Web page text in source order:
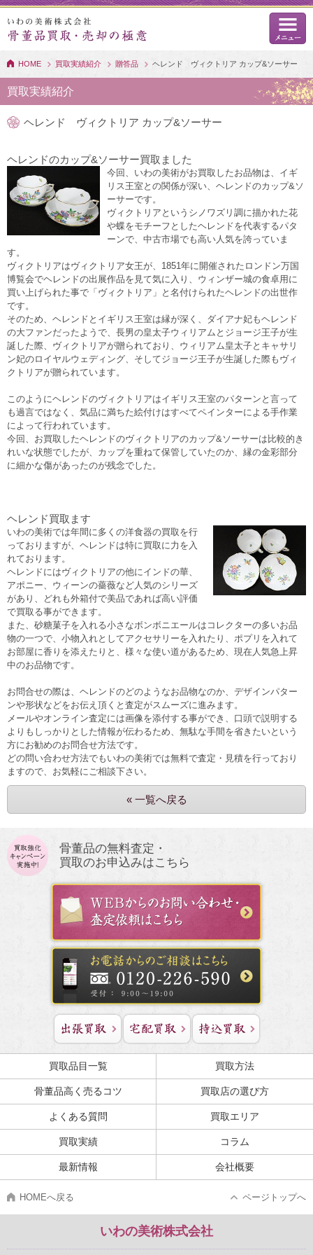
HOME 買取実績紹介 贈答品 ヘレンド ヴィクトリア カップ&ソーサー
買取実績紹介
ヘレンド ヴィクトリア カップ&ソーサー
ヘレンドのカップ&ソーサー買取ました
今回、いわの美術がお買取したお品物は、イギ
リス王室との関係が深い、ヘレンドのカップ&ソ
ーサーです。
ヴィクトリアというシノワズリ調に描かれた花
や蝶をモチーフとしたヘレンドを代表するパタ
ーンで、中古市場でも高い人気を誇っていま
す。
ヴィクトリアはヴィクトリア女王が、1851年に開催されたロンドン万国
博覧会でヘレンドの出展作品を見て気に入り、ウィンザー城の食卓用に
買い上げられた事で「ヴィクトリア」と名付けられたヘレンドの出世作
です。
そのため、ヘレンドとイギリス王室は縁が深く、ダイアナ妃もヘレンド
の大ファンだったようで、長男の皇太子ウィリアムとジョージ王子が生
誕した際、ヴィクトリアが贈られており、ウィリアム皇太子とキャサリ
ン妃のロイヤルウェディング、そしてジョージ王子が生誕した際もヴィ
クトリアが贈られています。
このようにヘレンドのヴィクトリアはイギリス王室のパターンと言って
も過言ではなく、気品に満ちた絵付けはすべてペインターによる手作業
によって行われています。
今回、お買取したヘレンドのヴィクトリアのカップ&ソーサーは比較的き
れいな状態でしたが、カップを重ねて保管していたのか、縁の金彩部分
に細かな傷があったのが残念でした。
ヘレンド買取ます
いわの美術では年間に多くの洋食器の買取を行
っておりますが、ヘレンドは特に買取に力を入
れております。
ヘレンドにはヴィクトリアの他にインドの華、
アポニー、ウィーンの薔薇など人気のシリーズ
があり、どれも外箱付で美品であれば高い評価
で買取る事ができます。
また、砂糖菓子を入れる小さなボンボニエールはコレクターの多いお品
物の一つで、小物入れとしてアクセサリーを入れたり、ポプリを入れて
お部屋に香りを添えたりと、様々な使い道があるため、現在人気急上昇
中のお品物です。
お問合せの際は、ヘレンドのどのようなお品物なのか、デザインパター
ンや形状などをお伝え頂くと査定がスムーズに進みます。
メールやオンライン査定には画像を添付する事ができ、口頭で説明する
よりもしっかりとした情報が伝わるため、無駄な手間を省きたいという
方にお勧めのお問合せ方法です。
どの問い合わせ方法でもいわの美術では無料で査定・見積を行っており
ますので、お気軽にご相談下さい。
« 一覧へ戻る
骨董品の無料査定・
買取のお申込みはこちら
買取品目一覧 買取方法
骨董品高く売るコツ 買取店の選び方
よくある質問 買取エリア
買取実績 コラム
最新情報 会社概要
HOMEへ戻る ページトップへ
いわの美術株式会社